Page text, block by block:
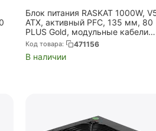
Блок питания RASKAT 1000W,
ATX, активный PFC, 135 мм, 80
PLUS Gold, модульные кабели
(RPS-GF1000)
Код товара: 471156
В наличии